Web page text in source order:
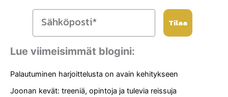
Tilaa
Lue viimeisimmät blogini:
Palautuminen harjoittelusta on avain kehitykseen
Joonan kevät: treeniä, opintoja ja tulevia reissuja